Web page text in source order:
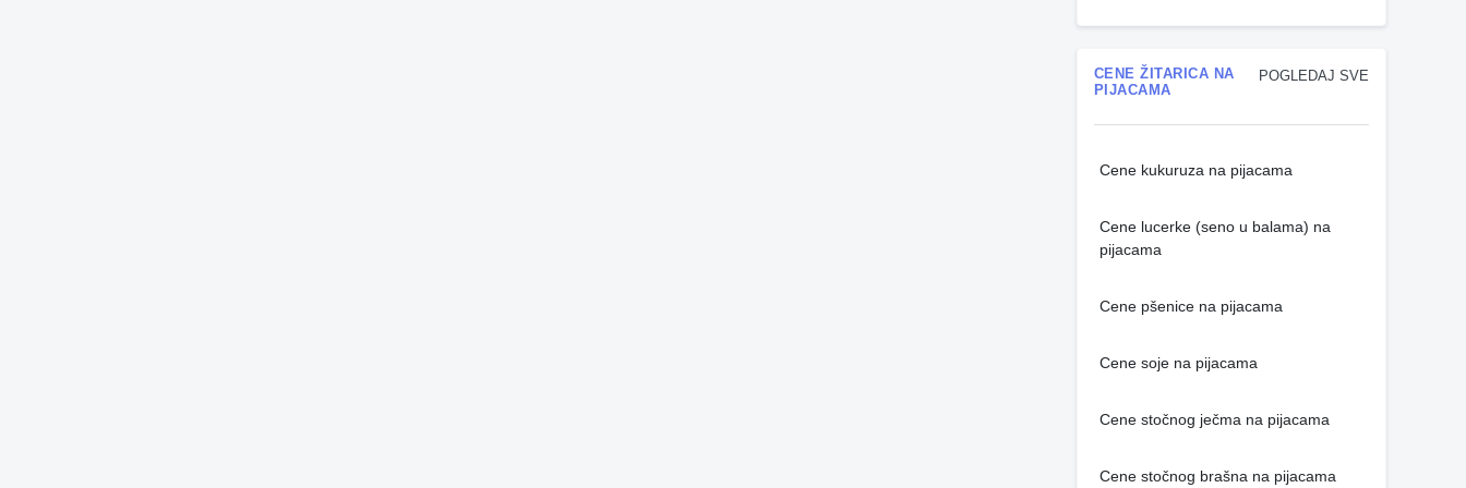
POGLEDAJ SVE
CENE ŽITARICA NA
PIJACAMA
Cene kukuruza na pijacama
Cene lucerke (seno u balama) na
pijacama
Cene pšenice na pijacama
Cene soje na pijacama
Cene stočnog ječma na pijacama
Cene stočnog brašna na pijacama